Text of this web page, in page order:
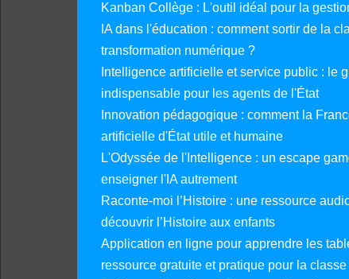
Kanban Collège : L'outil idéal pour la
IA dans l'éducation : comment sortir de la
transformation numérique ?
Intelligence artificielle et service public : le
indispensable pour les agents de l'État
Innovation pédagogique : comment la
artificielle d'État utile et humaine
L'Odyssée de l'Intelligence : un escape
enseigner l'IA autrement
Raconte-moi l’Histoire : une ressource
découvrir l’Histoire aux enfants
Application en ligne pour apprendre les
ressource gratuite et pratique pour la classe